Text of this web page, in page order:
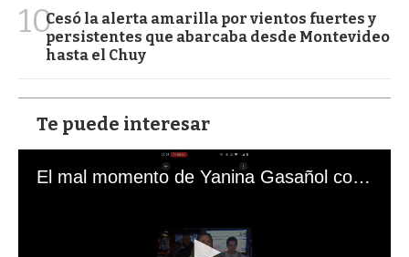
10Cesó la alerta amarilla por vientos fuertes y
persistentes que abarcaba desde Montevideo
hasta el Chuy
Te puede interesar
El mal momento de Yanina Gasañol con un hincha argentino en "Subrayado"